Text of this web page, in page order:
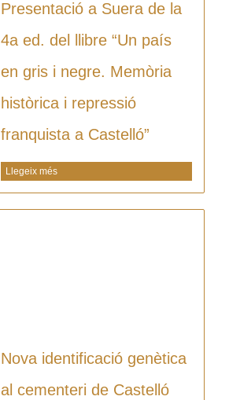
Presentació a Suera de la
4a ed. del llibre “Un país
en gris i negre. Memòria
històrica i repressió
franquista a Castelló”
Llegeix més
Nova identificació genètica
al cementeri de Castelló